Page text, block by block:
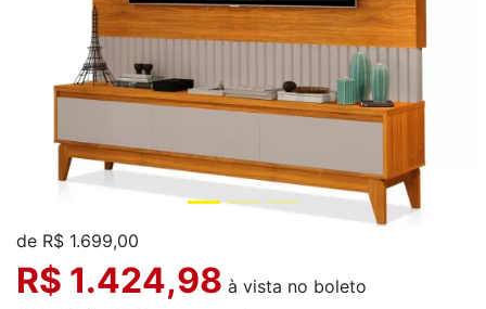
de R$ 1.699,00
R$ 1.424,98 à vista no boleto